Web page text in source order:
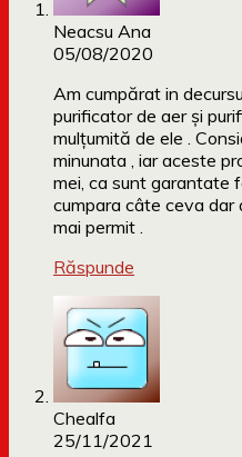
Neacsu Ana
05/08/2020
Am cumpărat in
purificator de aer și
mulțumită de ele .
minunata , iar aceste
mei, ca sunt garantate
cumpara câte ceva dar
mai permit .
Răspunde
Chealfa
25/11/2021